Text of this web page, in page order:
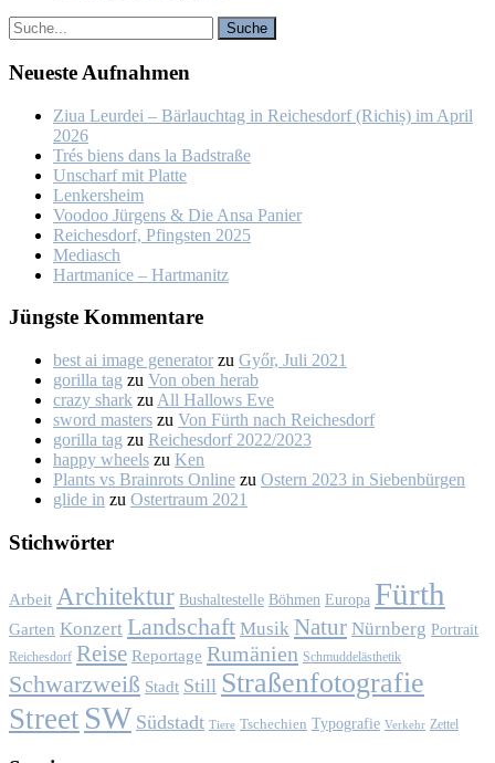
Neu­es­te Auf­nah­men
Ziua Leur­dei – Bär­lauch­tag in Rei­ches­dorf (Ri­chiș) im April
2026
Trés biens dans la Bad­stra­ße
Un­scharf mit Plat­te
Len­kers­heim
Voo­doo Jür­gens & Die An­sa Pa­nier
Rei­ches­dorf, Pfings­ten 2025
Me­dia­sch
Hart­ma­nice – Hart­ma­nitz
Jüngs­te Kom­men­ta­re
best ai image generator zu Győr, Ju­li 2021
gorilla tag zu Von oben her­ab
crazy shark zu All Hal­lows Eve
sword masters zu Von Fürth nach Rei­ches­dorf
gorilla tag zu Rei­ches­dorf 2022/2023
happy wheels zu Ken
Plants vs Brainrots Online zu Os­tern 2023 in Sie­ben­bür­gen
glide in zu Os­ter­traum 2021
Stich­wör­ter
Arbeit Architektur Bushaltestelle Böhmen Europa Fürth
Garten Konzert Landschaft Musik Natur Nürnberg Portrait
Reichesdorf Reise Reportage Rumänien Schmuddelästhetik
Schwarzweiß Stadt Still Straßenfotografie
Street SW Südstadt Tiere Tschechien Typografie Verkehr Zettel